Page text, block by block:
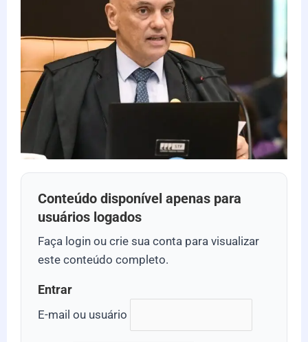
Conteúdo disponível apenas para
usuários logados
Faça login ou crie sua conta para visualizar
este conteúdo completo.
Entrar
E-mail ou usuário